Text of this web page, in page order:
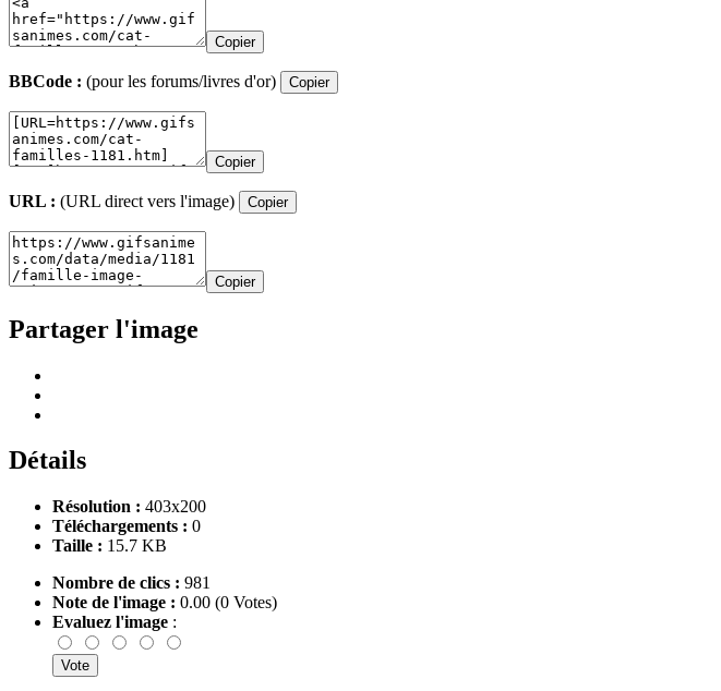
Copier
BBCode : (pour les forums/livres d'or) Copier
Copier
URL : (URL direct vers l'image) Copier
Copier
Partager l'image
Détails
Résolution : 403x200
Téléchargements : 0
Taille : 15.7 KB
Nombre de clics : 981
Note de l'image : 0.00 (0 Votes)
Evaluez l'image :